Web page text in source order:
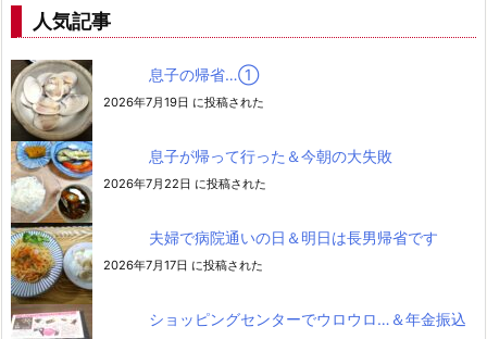
人気記事
息子の帰省…➀
2026年7月19日 に投稿された
息子が帰って行った＆今朝の大失敗
2026年7月22日 に投稿された
夫婦で病院通いの日＆明日は長男帰省です
2026年7月17日 に投稿された
ショッピングセンターでウロウロ…＆年金振込